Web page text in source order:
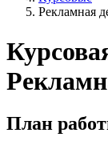
Рекламная
План